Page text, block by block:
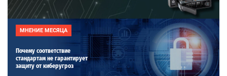
МНЕНИЕ МЕСЯЦА
Почему соответствие
стандартам не гарантирует
защиту от киберугроз